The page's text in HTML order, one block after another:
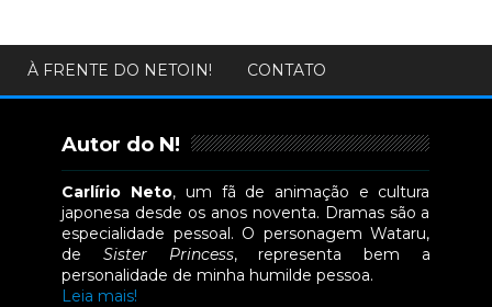
À FRENTE DO NETOIN! CONTATO
Autor do N!
Carlírio Neto, um fã de animação e cultura
japonesa desde os anos noventa. Dramas são a
especialidade pessoal. O personagem Wataru,
deSister Princess, representa bem a
personalidade de minha humilde pessoa.
Leia mais!